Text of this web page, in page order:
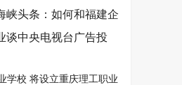
峡头条：如何和福建企
谈中央电视台广告投
学校 将设立重庆理工职业